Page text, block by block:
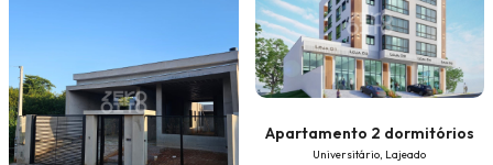
Apartamento 2 dormitórios
Universitário, Lajeado